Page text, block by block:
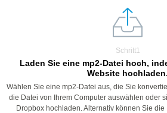
Schritt1
Laden Sie eine mp2-Datei hoch,
Website hochladen.
Wählen Sie eine mp2-Datei aus, die Sie
die Datei von Ihrem Computer auswählen oder
Dropbox hochladen. Alternativ können Sie